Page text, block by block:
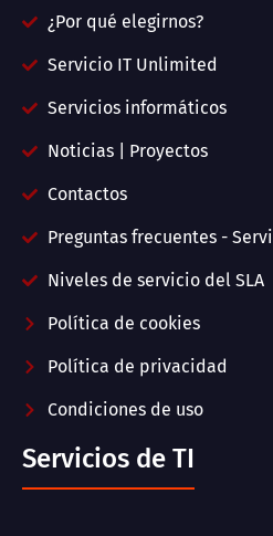
¿Por qué elegirnos?
Servicio IT Unlimited
Servicios informáticos
Noticias | Proyectos
Contactos
Preguntas frecuentes -
Niveles de servicio del SLA
Política de cookies
Política de privacidad
Condiciones de uso
Servicios de TI